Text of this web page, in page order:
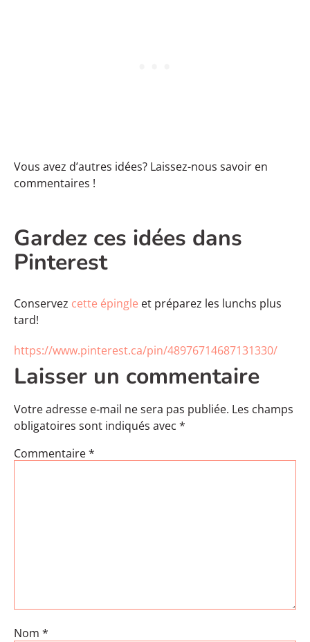
Vous avez d’autres idées? Laissez-nous savoir en
commentaires !
Gardez ces idées dans
Pinterest
Conservez cette épingle et préparez les lunchs plus
tard!
https://www.pinterest.ca/pin/48976714687131330/
Laisser un commentaire
Votre adresse e-mail ne sera pas publiée. Les champs
obligatoires sont indiqués avec *
Commentaire*
Nom *